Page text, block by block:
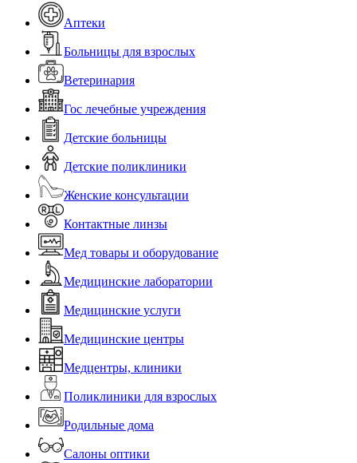
Аптеки
Больницы для взрослых
Ветеринария
Гос лечебные учреждения
Детские больницы
Детские поликлиники
Женские консультации
Контактные линзы
Мед товары и оборудование
Медицинские лаборатории
Медицинские услуги
Медицинские центры
Медцентры, клиники
Поликлиники для взрослых
Родильные дома
Салоны оптики